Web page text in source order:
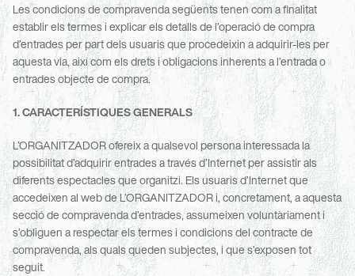
Les condicions de compravenda següents tenen com a finalitat
establir els termes i explicar els detalls de l’operació de compra
d’entrades per part dels usuaris que procedeixin a adquirir-les per
aquesta via, així com els drets i obligacions inherents a l’entrada o
entrades objecte de compra.
1. CARACTERÍSTIQUES GENERALS
L’ORGANITZADOR ofereix a qualsevol persona interessada la
possibilitat d’adquirir entrades a través d’Internet per assistir als
diferents espectacles que organitzi. Els usuaris d’Internet que
accedeixen al web de L’ORGANITZADOR i, concretament, a aquesta
secció de compravenda d’entrades, assumeixen voluntàriament i
s’obliguen a respectar els termes i condicions del contracte de
compravenda, als quals queden subjectes, i que s’exposen tot
seguit.